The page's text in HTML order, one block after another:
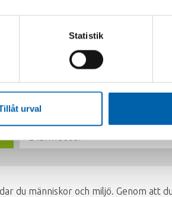
Statistik
urval
till rätt kontaktformulär.
Blanketter
du människor och miljö. Genom att du